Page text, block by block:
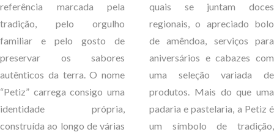
referência marcada pela
tradição, pelo orgulho
familiar e pelo gosto de
preservar os sabores
autênticos da terra. O nome
“Petiz” carrega consigo uma
identidade própria,
construída ao longo de várias
quais se juntam doces
regionais, o apreciado bolo
de amêndoa, serviços para
aniversários e cabazes com
uma seleção variada de
produtos. Mais do que uma
padaria e pastelaria, a Petiz é
um símbolo de tradição,